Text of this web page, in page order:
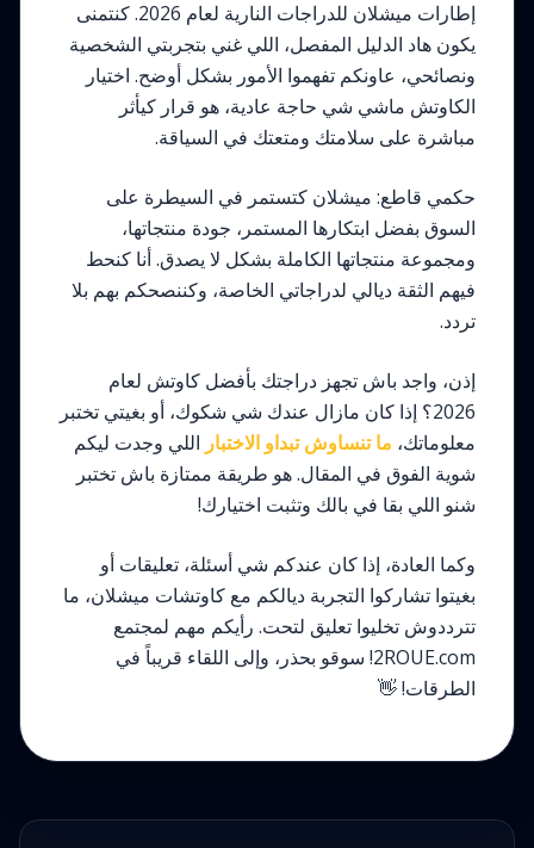
إطارات ميشلان للدراجات النارية لعام 2026. كنتمنى
يكون هاد الدليل المفصل، اللي غني بتجربتي الشخصية
ونصائحي، عاونكم تفهموا الأمور بشكل أوضح. اختيار
الكاوتش ماشي شي حاجة عادية، هو قرار كيأثر
مباشرة على سلامتك ومتعتك في السياقة.
حكمي قاطع: ميشلان كتستمر في السيطرة على
السوق بفضل ابتكارها المستمر، جودة منتجاتها،
ومجموعة منتجاتها الكاملة بشكل لا يصدق. أنا كنحط
فيهم الثقة ديالي لدراجاتي الخاصة، وكننصحكم بهم بلا
تردد.
إذن، واجد باش تجهز دراجتك بأفضل كاوتش لعام
2026؟ إذا كان مازال عندك شي شكوك، أو بغيتي تختبر
معلوماتك، ما تنساوش تبداو الاختبار اللي وجدت ليكم
شوية الفوق في المقال. هو طريقة ممتازة باش تختبر
شنو اللي بقا في بالك وتثبت اختيارك!
وكما العادة، إذا كان عندكم شي أسئلة، تعليقات أو
بغيتوا تشاركوا التجربة ديالكم مع كاوتشات ميشلان، ما
تترددوش تخليوا تعليق لتحت. رأيكم مهم لمجتمع
2ROUE.com! سوقو بحذر، وإلى اللقاء قريباً في
الطرقات! 👋